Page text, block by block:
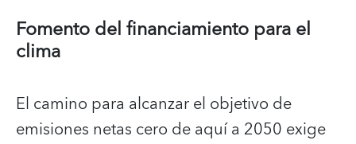
Fomento del financiamiento para el
clima
El camino para alcanzar el objetivo de
emisiones netas cero de aquí a 2050 exige